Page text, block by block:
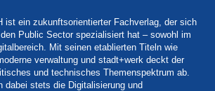
ist ein zukunftsorientierter Fachverlag, der sich
Public Sector spezialisiert hat – sowohl im
Mit seinen etablierten Titeln wie
verwaltung und stadt+werk deckt der
und technisches Themenspektrum ab.
dabei stets die Digitalisierung und